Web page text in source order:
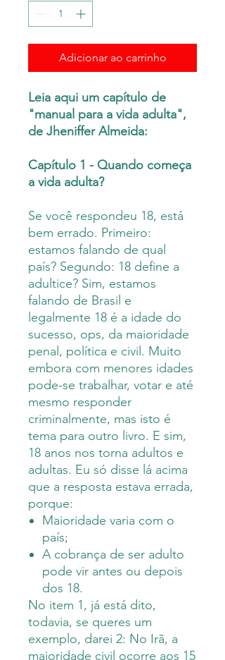
Adicionar ao carrinho
Leia aqui um capítulo de
"manual para a vida adulta",
de Jheniffer Almeida:
Capítulo 1 - Quando começa
a vida adulta?
Se você respondeu 18, está
bem errado. Primeiro:
estamos falando de qual
país? Segundo: 18 define a
adultice? Sim, estamos
falando de Brasil e
legalmente 18 é a idade do
sucesso, ops, da maioridade
penal, política e civil. Muito
embora com menores idades
pode-se trabalhar, votar e até
mesmo responder
criminalmente, mas isto é
tema para outro livro. E sim,
18 anos nos torna adultos e
adultas. Eu só disse lá acima
que a resposta estava errada,
porque:
Maioridade varia com o
país;
A cobrança de ser adulto
pode vir antes ou depois
dos 18.
No item 1, já está dito,
todavia, se queres um
exemplo, darei 2: No Irã, a
maioridade civil ocorre aos 15